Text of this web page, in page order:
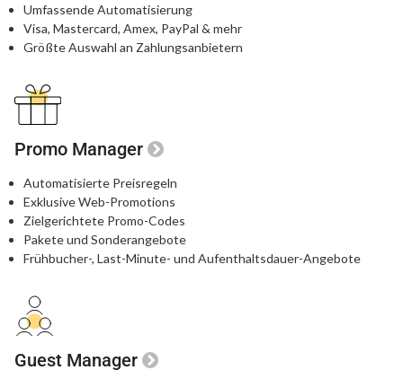
Umfassende Automatisierung
Visa, Mastercard, Amex, PayPal & mehr
Größte Auswahl an Zahlungsanbietern
Promo Manager
Automatisierte Preisregeln
Exklusive Web-Promotions
Zielgerichtete Promo-Codes
Pakete und Sonderangebote
Frühbucher-, Last-Minute- und Aufenthaltsdauer-Angebote
Guest Manager